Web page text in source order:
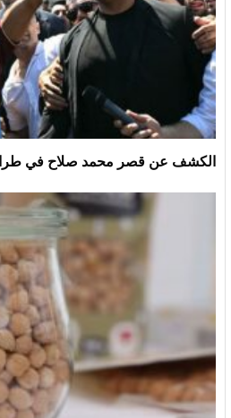
الكشف عن قصر محمد صلاح في